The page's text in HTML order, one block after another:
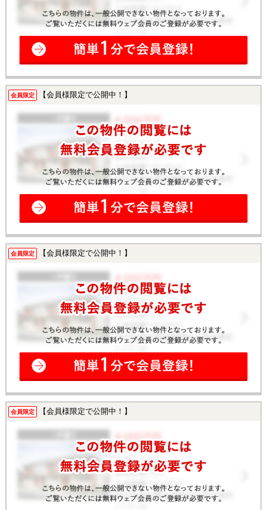
会員限定 【会員様限定で公開中！】
会員限定 【会員様限定で公開中！】
会員限定 【会員様限定で公開中！】